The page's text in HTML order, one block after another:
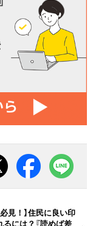
見！】住民に良い印
には？『読めば差